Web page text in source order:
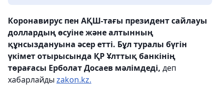
Коронавирус пен АҚШ-тағы президент сайлауы
доллардың өсуіне және алтынның
құнсыздануына әсер етті. Бұл туралы бүгін
үкімет отырысында ҚР Ұлттық банкінің
төрағасы Ерболат Досаев мәлімдеді, деп
хабарлайды zakon.kz.